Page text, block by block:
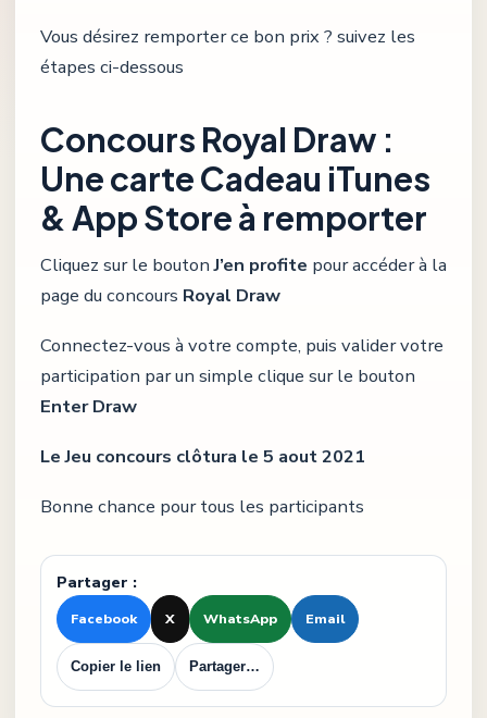
Vous désirez remporter ce bon prix ? suivez les
étapes ci-dessous
Concours Royal Draw :
Une carte Cadeau iTunes
& App Store à remporter
Cliquez sur le boutonJ’en profite pour accéder à la
page du concours Royal Draw
Connectez-vous à votre compte, puis valider votre
participation par un simple clique sur le bouton
Enter Draw
Le Jeu concours clôtura le 5 aout 2021
Bonne chance pour tous les participants
Partager :
Facebook X WhatsApp Email
Copier le lien Partager…